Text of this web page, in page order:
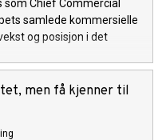
som Chief Commercial
samlede kommersielle
og posisjon i det
men få kjenner til